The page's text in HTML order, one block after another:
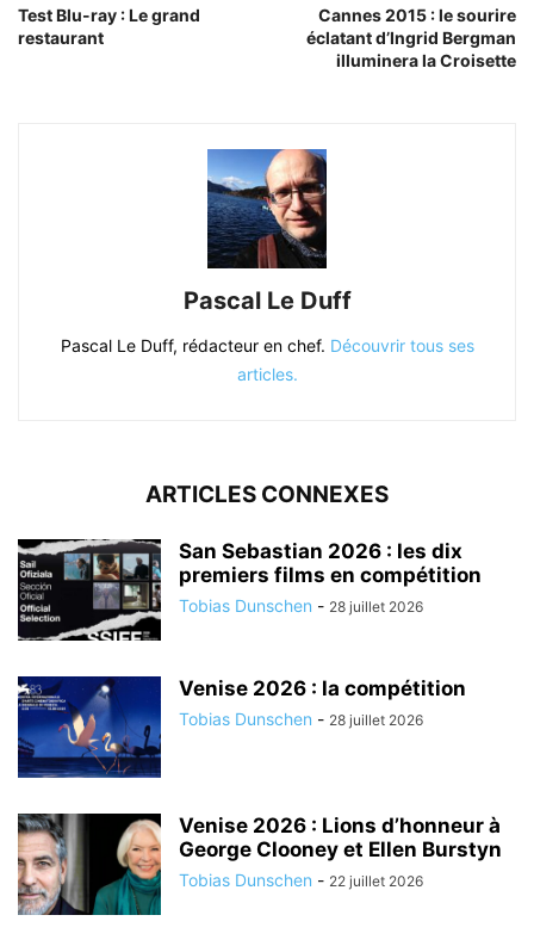
Test Blu-ray : Le grand
restaurant
Cannes 2015 : le sourire
éclatant d’Ingrid Bergman
illuminera la Croisette
Pascal Le Duff
Pascal Le Duff, rédacteur en chef. Découvrir tous ses
articles.
ARTICLES CONNEXES
San Sebastian 2026 : les dix
premiers films en compétition
Tobias Dunschen - 28 juillet 2026
Venise 2026 : la compétition
Tobias Dunschen - 28 juillet 2026
Venise 2026 : Lions d’honneur à
George Clooney et Ellen Burstyn
Tobias Dunschen - 22 juillet 2026